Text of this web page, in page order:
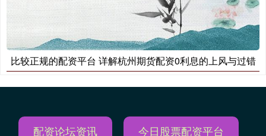
比较正规的配资平台 详解杭州期货配资0利息的上风与过错
配资论坛资讯 今日股票配资平台